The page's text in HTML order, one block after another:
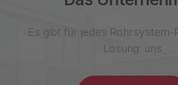
Es gibt für jedes Rohrsystem-
Lösung: uns